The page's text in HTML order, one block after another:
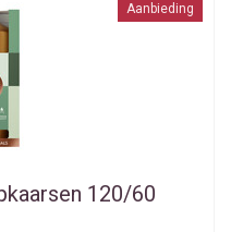
Aanbieding
120/60